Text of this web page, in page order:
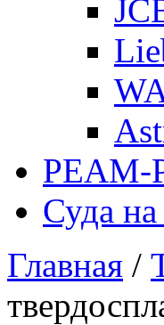
РЕАМ-
Суда
Главная /